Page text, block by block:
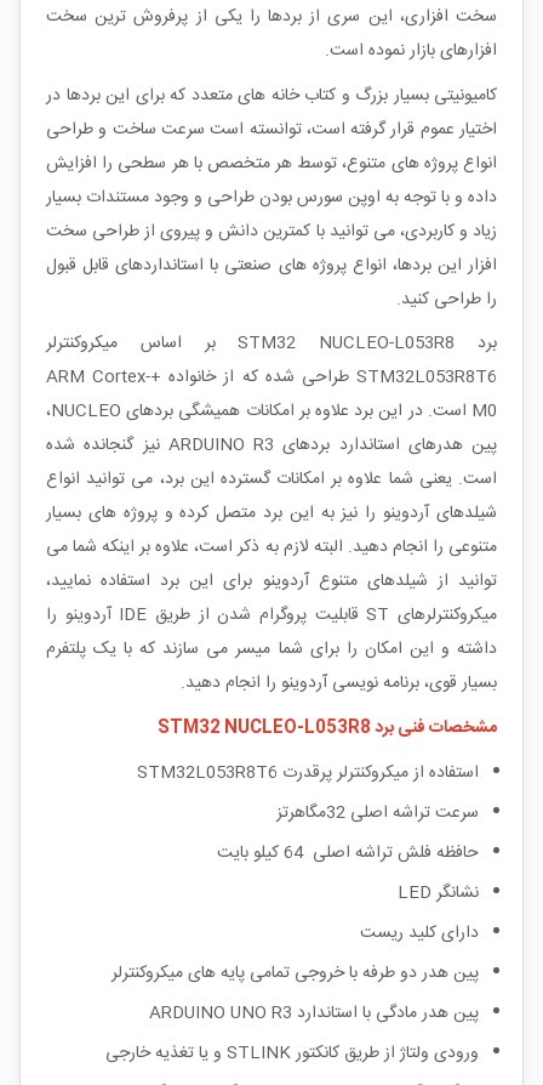
سخت افزاری، این سری از بردها را یکی از پرفروش ترین سخت
افزارهای بازار نموده است.
کامیونیتی بسیار بزرگ و کتاب خانه های متعدد که برای این بردها در
اختیار عموم قرار گرفته است، توانسته است سرعت ساخت و طراحی
انواع پروژه های متنوع، توسط هر متخصص با هر سطحی را افزایش
داده و با توجه به اوپن سورس بودن طراحی و وجود مستندات بسیار
زیاد و کاربردی، می توانید با کمترین دانش و پیروی از طراحی سخت
افزار این بردها، انواع پروژه های صنعتی با استانداردهای قابل قبول
را طراحی کنید.
برد STM32 NUCLEO-L053R8 بر اساس میکروکنترلر
STM32L053R8T6 طراحی شده که از خانواده +ARM Cortex-
M0 است. در این برد علاوه بر امکانات همیشگی بردهای
NUCLEO،
پین هدرهای استاندارد بردهای ARDUINO R3 نیز گنجانده شده
است. یعنی شما علاوه بر امکانات گسترده این برد، می توانید انواع
شیلدهای آردوینو را نیز به این برد متصل کرده و پروژه های بسیار
متنوعی را انجام دهید. البته لازم به ذکر است، علاوه بر اینکه شما می
توانید از شیلدهای متنوع آردوینو برای این برد استفاده نمایید،
میکروکنترلرهای STقابلیت پروگرام شدن از طریق IDE آردوینو را
داشته و این امکان را برای شما میسر می سازند که با یک پلتفرم
بسیار قوی، برنامه نویسی آردوینو را انجام دهید.
مشخصات فنی برد STM32 NUCLEO-L053R8
استفاده از میکروکنترلر پرقدرت STM32L053R8T6
سرعت تراشه اصلی 32مگاهرتز
حافظه فلش تراشه اصلی 64 کیلو بایت
نشانگر LED
دارای کلید ریست
پین هدر دو طرفه با خروجی تمامی پایه های میکروکنترلر
پین هدر مادگی با استاندارد ARDUINO UNO R3
ورودی ولتاژ از طریق کانکتورSTLINK و یا تغذیه خارجی